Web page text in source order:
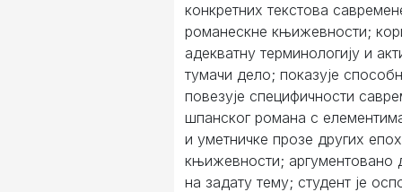
конкретних текстова
романескне књижевности;
адекватну терминологију и
тумачи дело; показује
повезује специфичности
шпанског романа с
и уметничке прозе других
књижевности; аргументовано
на задату тему; студент је